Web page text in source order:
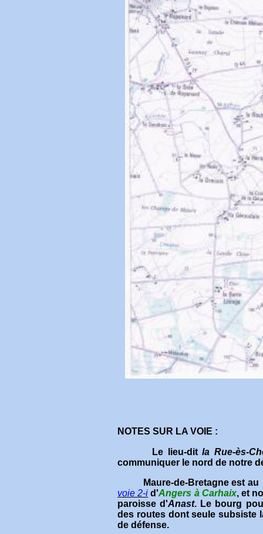
NOTES SUR LA VOIE :
Le lieu-ditla Rue-ès-
communiquer le nord de notre
Maure-de-Bretagne est au
voie 2-i d'Angers à Carhaix, et
paroisse d'Anast. Le bourg
des routes dont seule subsiste
de défense.